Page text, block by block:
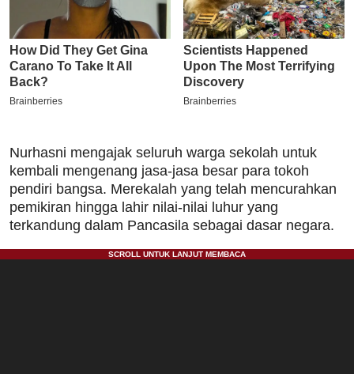
Nurhasni mengajak seluruh warga sekolah untuk
kembali mengenang jasa-jasa besar para tokoh
pendiri bangsa. Merekalah yang telah mencurahkan
pemikiran hingga lahir nilai-nilai luhur yang
terkandung dalam Pancasila sebagai dasar negara.